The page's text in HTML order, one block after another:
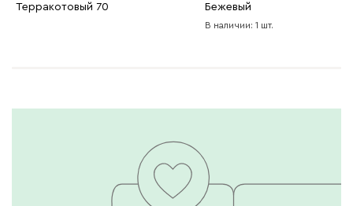
Терракотовый 70
Бежевый
В наличии: 1 шт.